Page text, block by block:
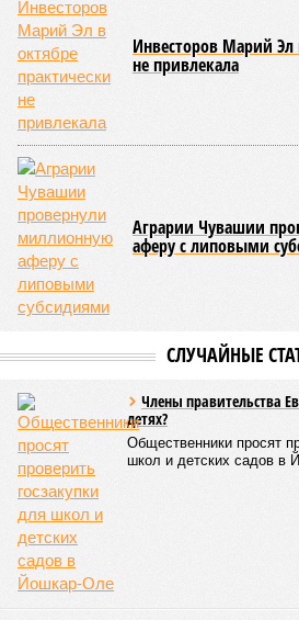
этом неразрывную связь с
традициями.
В настоящее время керешу
популярности. В 2024 году в столице
Чебоксары, на базе спортивной
торжественное открытие
единоборств «Керешу». площадка
условия для полноценной
высокого класса.
В том же году был проведён первый
чемпионат по керешу, участие в
сильнейшие борцы со всех районов
наглядно продемонстрировал
дисциплин на территории
того, данное единоборство уже
международную арену: оно входило
Всемирных игр национальных видов
проводились в Чувашии, что говорит
географии интереса к этой борьбе